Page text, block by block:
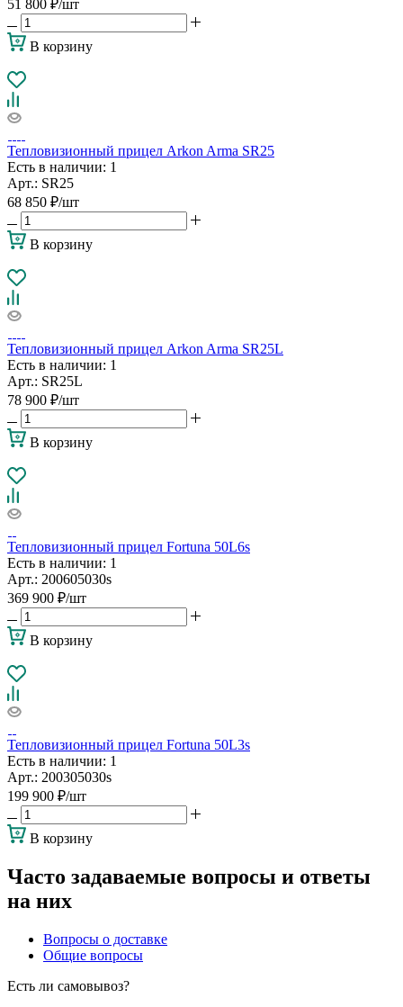
51 800 ₽/шт
В корзину
Тепловизионный прицел Arkon Arma SR25
Есть в наличии: 1
Арт.: SR25
68 850 ₽/шт
В корзину
Тепловизионный прицел Arkon Arma SR25L
Есть в наличии: 1
Арт.: SR25L
78 900 ₽/шт
В корзину
Тепловизионный прицел Fortuna 50L6s
Есть в наличии: 1
Арт.: 200605030s
369 900 ₽/шт
В корзину
Тепловизионный прицел Fortuna 50L3s
Есть в наличии: 1
Арт.: 200305030s
199 900 ₽/шт
В корзину
Часто задаваемые вопросы и ответы
на них
Вопросы о доставке
Общие вопросы
Есть ли самовывоз?